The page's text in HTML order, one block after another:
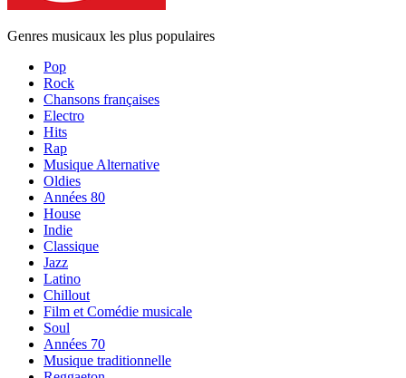
Genres musicaux les plus populaires
Pop
Rock
Chansons françaises
Electro
Hits
Rap
Musique Alternative
Oldies
Années 80
House
Indie
Classique
Jazz
Latino
Chillout
Film et Comédie musicale
Soul
Années 70
Musique traditionnelle